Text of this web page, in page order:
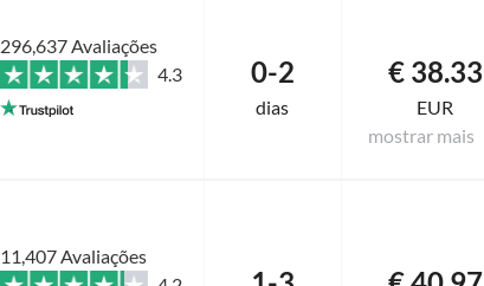
296,637 Avaliações
4.3
0-2
dias
€ 38.33
EUR
mostrar mais
11,407 Avaliações